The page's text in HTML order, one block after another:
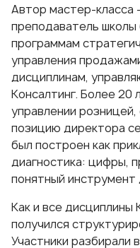
Автор мастер-класса
преподаватель
программам
управления
дисциплинам,
Консалтинг. Более 20
управлении
позицию директора
был построен как
диагностика: цифры,
понятный инструмент
Как и все дисциплины
получился
Участники разбирали